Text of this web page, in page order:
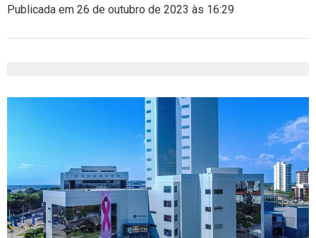
Publicada em 26 de outubro de 2023 às 16:29